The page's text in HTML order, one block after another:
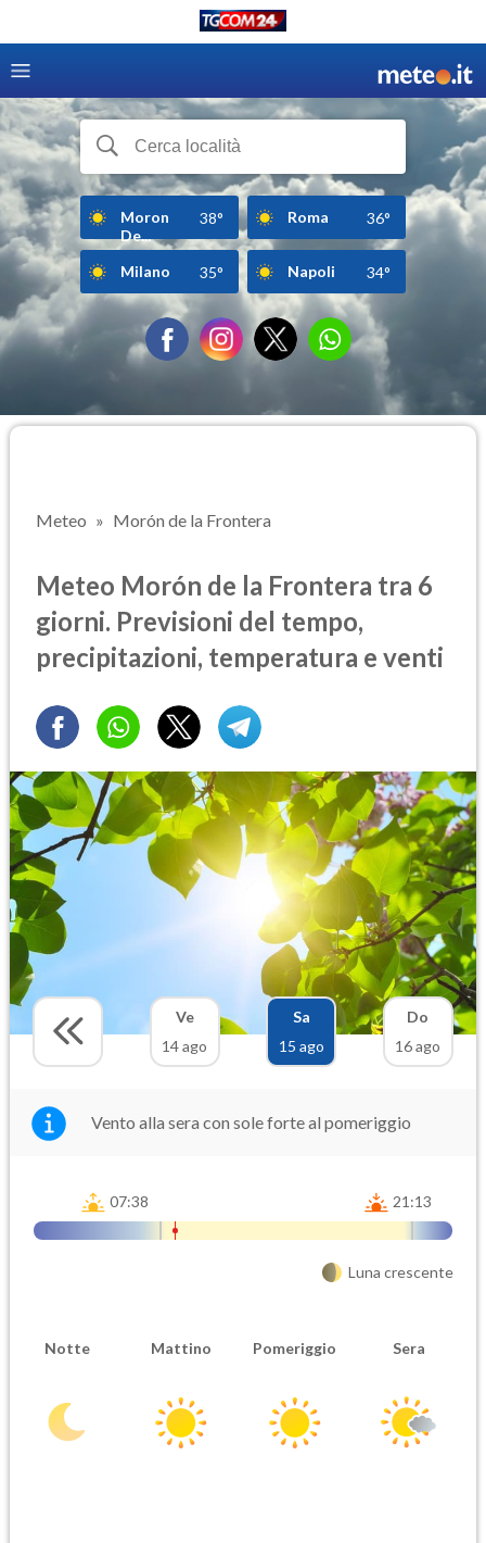
Moron
De...
38° Roma 36°
Milano 35° Napoli 34°
Meteo Morón de la Frontera
Meteo Morón de la Frontera tra 6
giorni. Previsioni del tempo,
precipitazioni, temperatura e venti
Ve
14 ago
Sa
15 ago
Do
16 ago
Vento alla sera con sole forte al pomeriggio
07:38 21:13
Luna crescente
Notte Mattino Pomeriggio Sera